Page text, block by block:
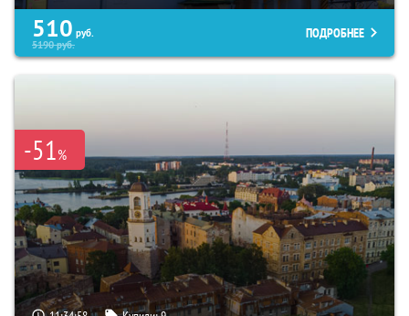
510 руб.
5190руб.
ПОДРОБНЕЕ
-51%